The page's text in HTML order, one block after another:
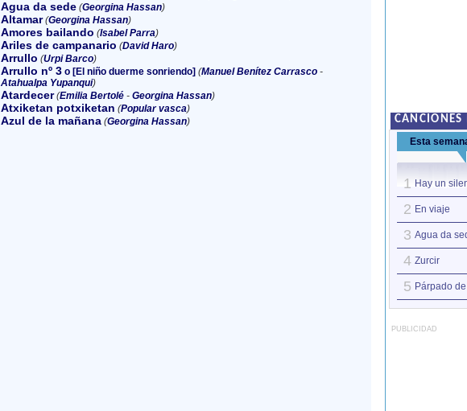
Agua da sede (Georgina Hassan)
Altamar (Georgina Hassan)
Amores bailando (Isabel Parra)
Ariles de campanario (David Haro)
Arrullo (Urpi Barco)
Arrullo nº 3o [El niño duerme sonriendo] (Manuel Benítez Carrasco-
Atahualpa Yupanqui)
Atardecer (Emilia Bertolé- Georgina Hassan)
Atxiketan potxiketan (Popular vasca)
Azul de la mañana (Georgina Hassan) CANCIONES
Esta
1 Hay un
2 En viaje
3 Agua da
4 Zurcir
5 Párpado
PUBLICIDAD